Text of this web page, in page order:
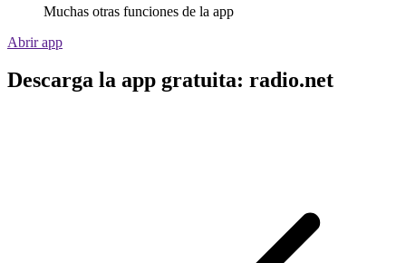
Muchas otras funciones de la app
Abrir app
Descarga la app gratuita: radio.net